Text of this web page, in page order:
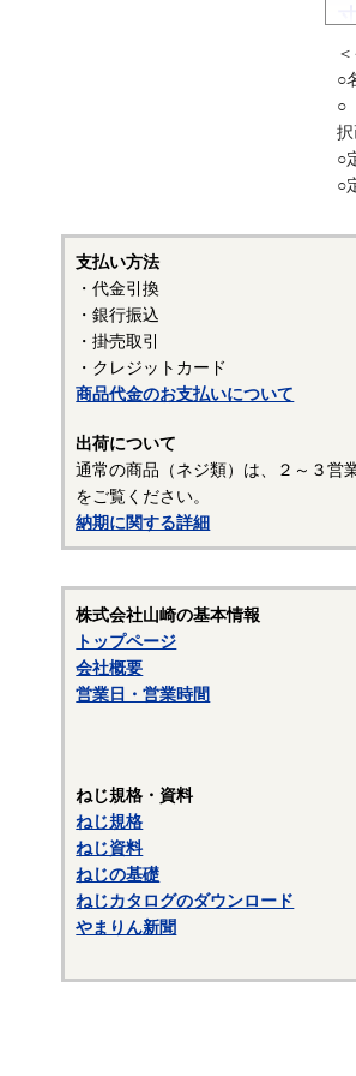
○
○
択
○
○
支払い方法
・代金引換
・銀行振込
・掛売取引
・クレジットカード
商品代金のお支払いについて
出荷について
通常の商品（ネジ類）は、２～３営
をご覧ください。
納期に関する詳細
株式会社山崎の基本情報
トップページ
会社概要
営業日・営業時間
ねじ規格・資料
ねじ規格
ねじ資料
ねじの基礎
ねじカタログのダウンロード
やまりん新聞